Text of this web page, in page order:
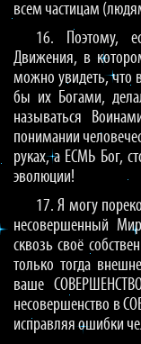
всем частицам
16. Поэтому,
Движения, в
можно увидеть, что
бы их Богами,
называться
понимании
руках, а ЕСМЬ Бог,
эволюции!
17. Я могу
несовершенный
сквозь своё
только тогда
ваше
несовершенство в
исправляя ошибки